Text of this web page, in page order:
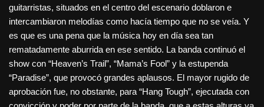
guitarristas, situados en el centro del escenario doblaron e
intercambiaron melodías como hacía tiempo que no se veía. Y
es que es una pena que la música hoy en día sea tan
rematadamente aburrida en ese sentido. La banda continuó el
show con “Heaven’s Trail”, “Mama’s Fool” y la estupenda
“Paradise”, que provocó grandes aplausos. El mayor rugido de
aprobación fue, no obstante, para “Hang Tough”, ejecutada con